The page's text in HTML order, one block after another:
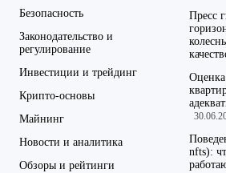
Безопасность
Законодательство и
регулирование
Инвестиции и трейдинг
Крипто-основы
Майнинг
Новости и аналитика
Обзоры и рейтинги
Пресс
Оценка
nfts):